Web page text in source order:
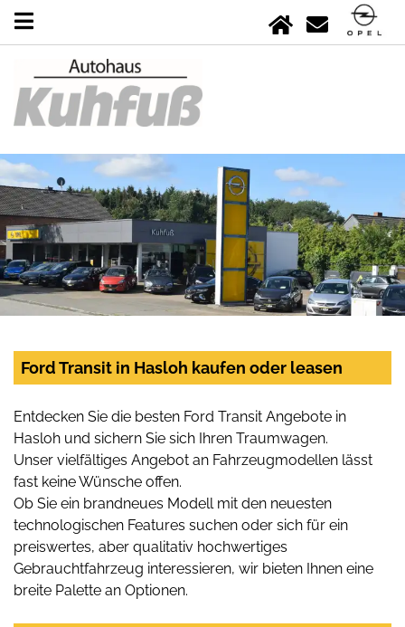
Ford Transit in Hasloh kaufen oder leasen
Entdecken Sie die besten Ford Transit Angebote in
Hasloh und sichern Sie sich Ihren Traumwagen.
Unser vielfältiges Angebot an Fahrzeugmodellen lässt
fast keine Wünsche offen.
Ob Sie ein brandneues Modell mit den neuesten
technologischen Features suchen oder sich für ein
preiswertes, aber qualitativ hochwertiges
Gebrauchtfahrzeug interessieren, wir bieten Ihnen eine
breite Palette an Optionen.